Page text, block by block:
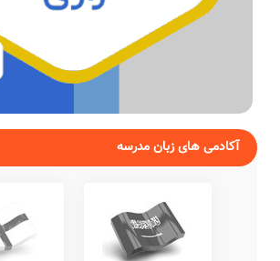
آکادمی های زبان مدرسه